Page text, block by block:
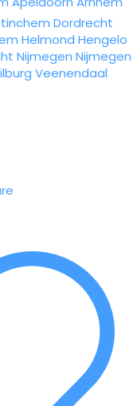
Dordrecht
Helmond Hengelo
Nijmegen Nijmegen
Veenendaal